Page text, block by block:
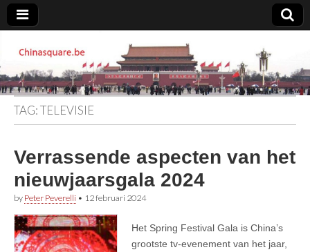
Chinasquare.be
TAG:TELEVISIE
Verrassende aspecten van het
nieuwjaarsgala 2024
by Peter Peverelli • 12 februari 2024
Het Spring Festival Gala is China’s
grootste tv-evenement van het jaar,